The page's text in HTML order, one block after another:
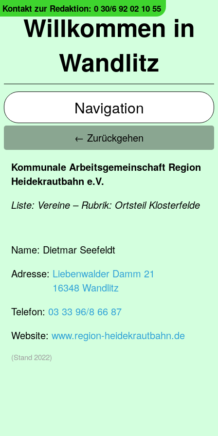
Willkommen in
Wandlitz
Kontakt zur Redaktion: 0 30/6 92 02 10 55
Navigation
← Zurückgehen
Kommunale Arbeitsgemeinschaft Region
Heidekrautbahn e.V.
Liste: Vereine – Rubrik: Ortsteil Klosterfelde
Name: Dietmar Seefeldt
Adresse: Liebenwalder Damm 21
16348 Wandlitz
Telefon: 03 33 96/8 66 87
Website: www.region-heidekrautbahn.de
(Stand 2022)